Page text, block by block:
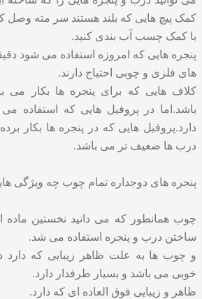
کمک پیچ هایی که بلند هستند سر مته وصل
با کمک چسب آب بندی کنید.
پنجره هایی که امروزه استفاده می شود
های فلزی و چوبی احتیاج دارند.
کلاف هایی که برای پنجره ها بکار می
باشد.اما در پروفیل هایی که استفاده
دارد.پروفیل هایی که در پنجره ها بکار
درب ها ضعیف تر می باشد.
پنجره های دوجداره تمام چوب چه ویژگی
چوب همانطور که می دانید نخستین ماده
ساختن درب و پنجره استفاده می شد.
و چوب ها به علت ظاهر زیبایی که دارد
خوبی می باشد و بسیار طرفدار دارد.
ظاهر و زیبایی فوق العاده ای که دارد.